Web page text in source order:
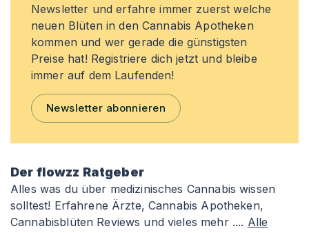
Newsletter und erfahre immer zuerst welche
neuen Blüten in den Cannabis Apotheken
kommen und wer gerade die günstigsten
Preise hat! Registriere dich jetzt und bleibe
immer auf dem Laufenden!
Newsletter abonnieren
Der flowzz Ratgeber
Alles was du über medizinisches Cannabis wissen
solltest! Erfahrene Ärzte, Cannabis Apotheken,
Cannabisblüten Reviews und vieles mehr .... Alle